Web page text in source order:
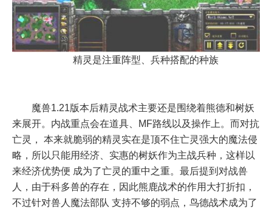
精灵是注重阵型、兵种搭配的种族
魔兽1.21版本后精灵战术主要还是围绕着熊德和树妖
来展开。内战重点会在道具、MF路线以及操作上。而对抗
亡灵， 本来就脆弱的精灵实在是顶不住亡灵强大的魔法侵
略，所以只能用经济、实惠的树妖作为主战兵种，这样以
来经济优势便 成为了亡灵的重中之重。最后提到对战兽
人，由于科多兽的存在，因此熊鹿战术的作用大打折扣，
不过针对兽人魔法部队 支持不够的弱点，鸟德战术成为了